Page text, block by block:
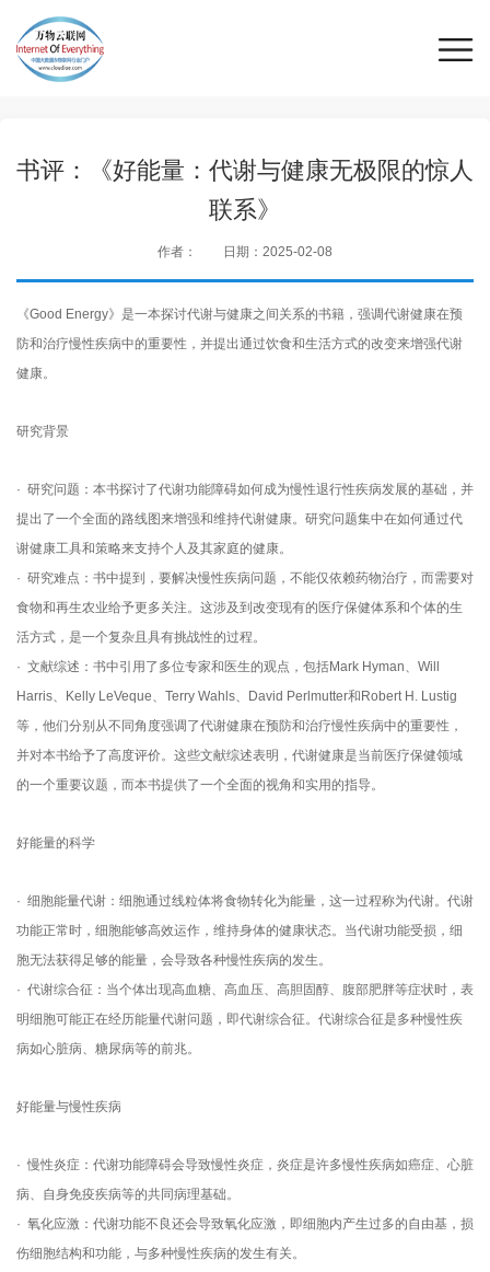
书评：《好能量：代谢与健康无极限的惊人
联系》
作者： 日期：2025-02-08
《Good Energy》是一本探讨代谢与健康之间关系的书籍，强调代谢健康在预
防和治疗慢性疾病中的重要性，并提出通过饮食和生活方式的改变来增强代谢
健康。
研究背景
· 研究问题：本书探讨了代谢功能障碍如何成为慢性退行性疾病发展的基础，并
提出了一个全面的路线图来增强和维持代谢健康。研究问题集中在如何通过代
谢健康工具和策略来支持个人及其家庭的健康。
· 研究难点：书中提到，要解决慢性疾病问题，不能仅依赖药物治疗，而需要对
食物和再生农业给予更多关注。这涉及到改变现有的医疗保健体系和个体的生
活方式，是一个复杂且具有挑战性的过程。
· 文献综述：书中引用了多位专家和医生的观点，包括Mark Hyman、Will
Harris、Kelly LeVeque、Terry Wahls、David Perlmutter和Robert H. Lustig
等，他们分别从不同角度强调了代谢健康在预防和治疗慢性疾病中的重要性，
并对本书给予了高度评价。这些文献综述表明，代谢健康是当前医疗保健领域
的一个重要议题，而本书提供了一个全面的视角和实用的指导。
好能量的科学
· 细胞能量代谢：细胞通过线粒体将食物转化为能量，这一过程称为代谢。代谢
功能正常时，细胞能够高效运作，维持身体的健康状态。当代谢功能受损，细
胞无法获得足够的能量，会导致各种慢性疾病的发生。
· 代谢综合征：当个体出现高血糖、高血压、高胆固醇、腹部肥胖等症状时，表
明细胞可能正在经历能量代谢问题，即代谢综合征。代谢综合征是多种慢性疾
病如心脏病、糖尿病等的前兆。
好能量与慢性疾病
· 慢性炎症：代谢功能障碍会导致慢性炎症，炎症是许多慢性疾病如癌症、心脏
病、自身免疫疾病等的共同病理基础。
· 氧化应激：代谢功能不良还会导致氧化应激，即细胞内产生过多的自由基，损
伤细胞结构和功能，与多种慢性疾病的发生有关。